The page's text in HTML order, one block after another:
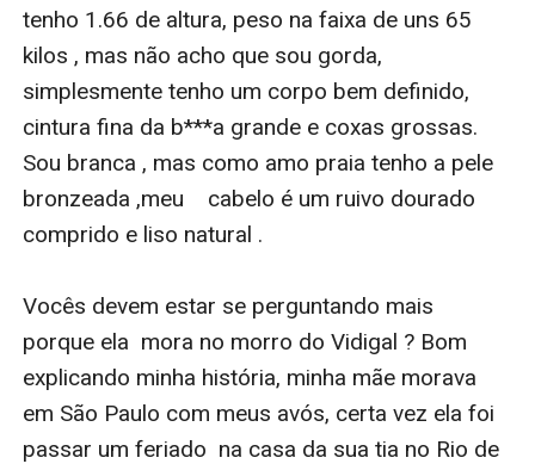
tenho 1.66 de altura, peso na faixa de uns 65
kilos , mas não acho que sou gorda,
simplesmente tenho um corpo bem definido,
cintura fina da b***a grande e coxas grossas.
Sou branca , mas como amo praia tenho a pele
bronzeada ,meu    cabelo é um ruivo dourado
comprido e liso natural .
Vocês devem estar se perguntando mais
porque ela  mora no morro do Vidigal ? Bom
explicando minha história, minha mãe morava
em São Paulo com meus avós, certa vez ela foi
passar um feriado  na casa da sua tia no Rio de